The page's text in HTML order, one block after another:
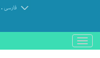
.فارسی
باز
و